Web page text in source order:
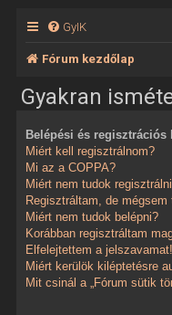
GyIK
Fórum kezdőlap
Gyakran
Belépési és regisztrációs
Miért kell regisztrálnom?
Mi az a COPPA?
Miért nem tudok
Regisztráltam, de mégsem
Miért nem tudok belépni?
Korábban regisztráltam
Elfelejtettem a jelszavamat!
Miért kerülök kiléptetésre
Mit csinál a „Fórum sütik